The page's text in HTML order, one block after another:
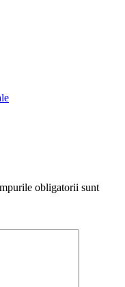
obligatorii sunt